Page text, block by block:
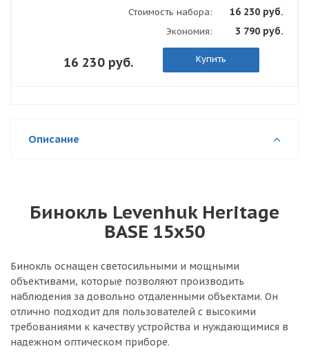
Стоимость набора: 16 230 руб.
Экономия: 3 790 руб.
16 230 руб. Купить
Описание
Бинокль Levenhuk Heritage
BASE 15x50
Бинокль оснащен светосильными и мощными
объективами, которые позволяют производить
наблюдения за довольно отдаленными объектами. Он
отлично подходит для пользователей с высокими
требованиями к качеству устройства и нуждающимися в
надежном оптическом приборе.